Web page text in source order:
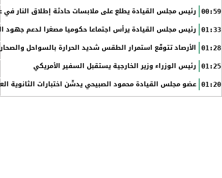
00:59 رئيس مجلس القيادة يطلع على ملابسات حادثة إطلاق النار في
01:33 رئيس مجلس القيادة يرأس اجتماعا حكوميا مصغرا لدعم جهود
01:28 الأرصاد تتوقّع استمرار الطقس شديد الحرارة بالسواحل
01:25 رئيس الوزراء وزير الخارجية يستقبل السفير الأمريكي
01:20 عضو مجلس القيادة محمود الصبيحي يدشّن اختبارات الثانوية